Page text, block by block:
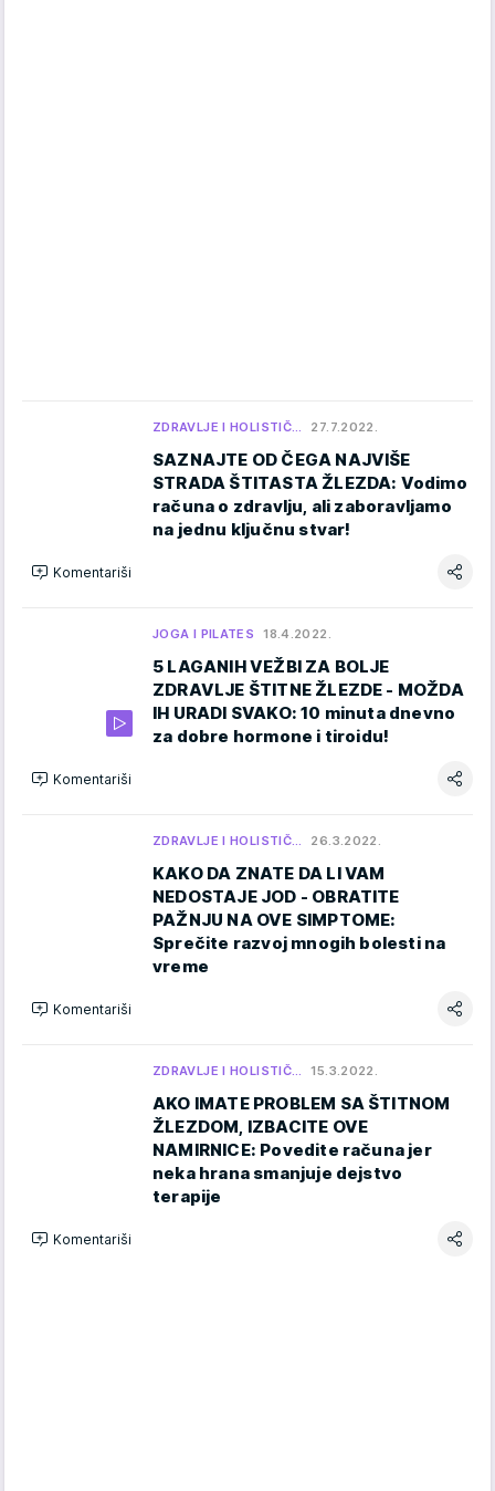
ZDRAVLJE I HOLISTIČ… 27.7.2022.
SAZNAJTE OD ČEGA NAJVIŠE
STRADA ŠTITASTA ŽLEZDA: Vodimo
računa o zdravlju, ali zaboravljamo
na jednu ključnu stvar!
Komentariši
JOGA I PILATES 18.4.2022.
5 LAGANIH VEŽBI ZA BOLJE
ZDRAVLJE ŠTITNE ŽLEZDE - MOŽDA
IH URADI SVAKO: 10 minuta dnevno
za dobre hormone i tiroidu!
Komentariši
ZDRAVLJE I HOLISTIČ… 26.3.2022.
KAKO DA ZNATE DA LI VAM
NEDOSTAJE JOD - OBRATITE
PAŽNJU NA OVE SIMPTOME:
Sprečite razvoj mnogih bolesti na
vreme
Komentariši
ZDRAVLJE I HOLISTIČ… 15.3.2022.
AKO IMATE PROBLEM SA ŠTITNOM
ŽLEZDOM, IZBACITE OVE
NAMIRNICE: Povedite računa jer
neka hrana smanjuje dejstvo
terapije
Komentariši